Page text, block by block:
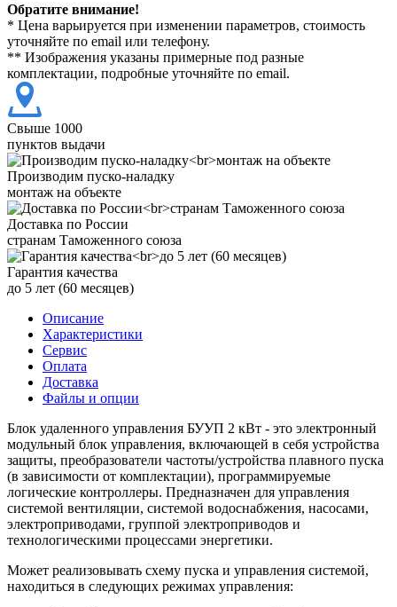
Обратите внимание!
* Цена варьируется при изменении параметров, стоимость
уточняйте по email или телефону.
** Изображения указаны примерные под разные
комплектации, подробные уточняйте по email.
Свыше 1000
пунктов выдачи
Производим пуско-наладку
монтаж на объекте
Доставка по России
странам Таможенного союза
Гарантия качества
до 5 лет (60 месяцев)
Описание
Характеристики
Сервис
Оплата
Доставка
Файлы и опции
Блок удаленного управления БУУП 2 кВт - это электронный
модульный блок управления, включающей в себя устройства
защиты, преобразователи частоты/устройства плавного пуска
(в зависимости от комплектации), программируемые
логические контроллеры. Предназначен для управления
системой вентиляции, системой водоснабжения, насосами,
электроприводами, группой электроприводов и
технологическими процессами энергетики.
Может реализовывать схему пуска и управления системой,
находиться в следующих режимах управления: